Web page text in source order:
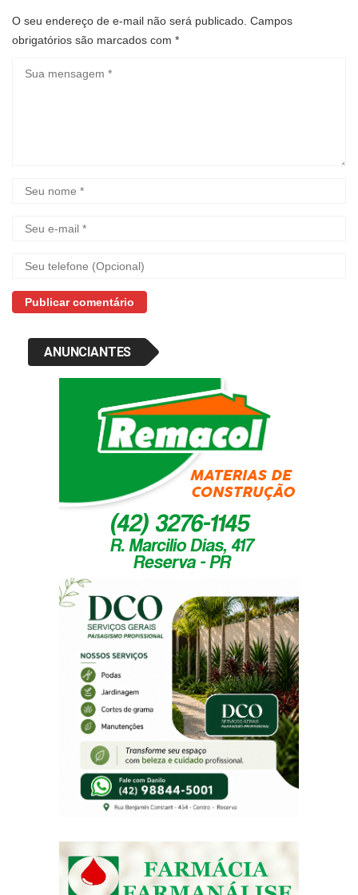
O seu endereço de e-mail não será publicado. Campos
obrigatórios são marcados com *
ANUNCIANTES